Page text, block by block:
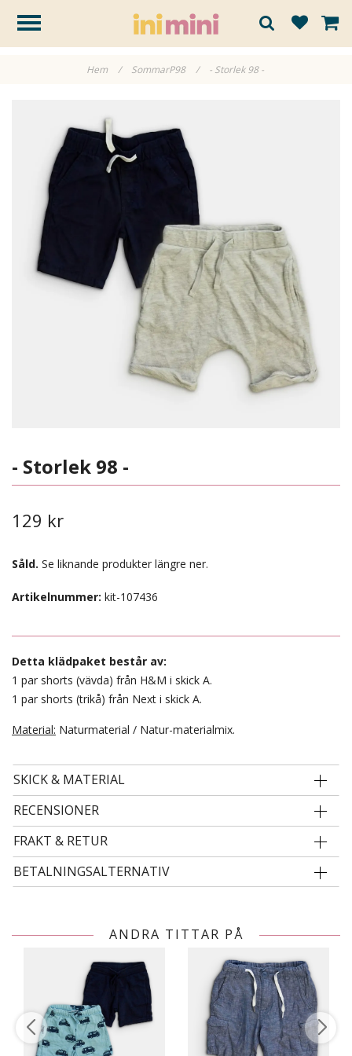
Hem / SommarP98 / - Storlek 98 -
- Storlek 98 -
129 kr
Såld. Se liknande produkter längre ner.
Artikelnummer: kit-107436
Detta klädpaket består av:
1 par shorts (vävda) från H&M i skick A.
1 par shorts (trikå) från Next i skick A.
Material: Naturmaterial / Natur-materialmix.
SKICK & MATERIAL
RECENSIONER
FRAKT & RETUR
BETALNINGSALTERNATIV
ANDRA TITTAR PÅ